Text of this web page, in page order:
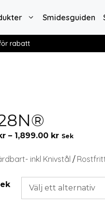
Smidesguiden
rabatt
– 1,899.00 kr Sek
inkl Knivstål /